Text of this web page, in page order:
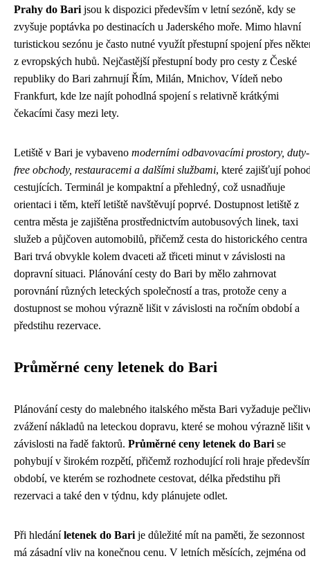
Prahy do Bari jsou k dispozici především v letní sezóně, kdy se
zvyšuje poptávka po destinacích u Jaderského moře. Mimo hlavní
turistickou sezónu je často nutné využít přestupní spojení přes
z evropských hubů. Nejčastější přestupní body pro cesty z České
republiky do Bari zahrnují Řím, Milán, Mnichov, Vídeň nebo
Frankfurt, kde lze najít pohodlná spojení s relativně krátkými
čekacími časy mezi lety.
Letiště v Bari je vybaveno moderními odbavovacími prostory, duty-
free obchody, restauracemi a dalšími službami, které zajišťují
cestujících. Terminál je kompaktní a přehledný, což usnadňuje
orientaci i těm, kteří letiště navštěvují poprvé. Dostupnost letiště z
centra města je zajištěna prostřednictvím autobusových linek, taxi
služeb a půjčoven automobilů, přičemž cesta do historického centra
Bari trvá obvykle kolem dvaceti až třiceti minut v závislosti na
dopravní situaci. Plánování cesty do Bari by mělo zahrnovat
porovnání různých leteckých společností a tras, protože ceny a
dostupnost se mohou výrazně lišit v závislosti na ročním období a
předstihu rezervace.
Průměrné ceny letenek do Bari
Plánování cesty do malebného italského města Bari vyžaduje
zvážení nákladů na leteckou dopravu, které se mohou výrazně lišit
závislosti na řadě faktorů. Průměrné ceny letenek do Bari se
pohybují v širokém rozpětí, přičemž rozhodující roli hraje
období, ve kterém se rozhodnete cestovat, délka předstihu při
rezervaci a také den v týdnu, kdy plánujete odlet.
Při hledáníletenek do Bari je důležité mít na paměti, že sezonnost
má zásadní vliv na konečnou cenu. V letních měsících, zejména od